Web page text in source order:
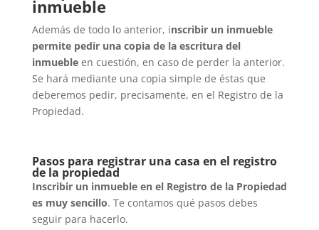
inmueble
Además de todo lo anterior, inscribir un inmueble
permite pedir una copia de la escritura del
inmuebleen cuestión, en caso de perder la anterior.
Se hará mediante una copia simple de éstas que
deberemos pedir, precisamente, en el Registro de la
Propiedad.
Pasos para registrar una casa en el registro
de la propiedad
Inscribir un inmueble en el Registro de la Propiedad
es muy sencillo. Te contamos qué pasos debes
seguir para hacerlo.